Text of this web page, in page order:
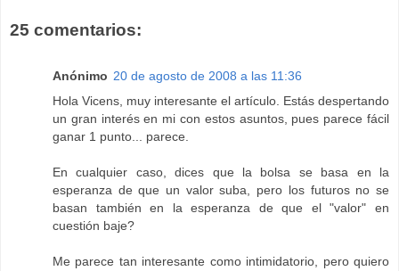
25 comentarios:
Anónimo 20 de agosto de 2008 a las 11:36
Hola Vicens, muy interesante el artículo. Estás despertando
un gran interés en mi con estos asuntos, pues parece fácil
ganar 1 punto... parece.
En cualquier caso, dices que la bolsa se basa en la
esperanza de que un valor suba, pero los futuros no se
basan también en la esperanza de que el "valor" en
cuestión baje?
Me parece tan interesante como intimidatorio, pero quiero